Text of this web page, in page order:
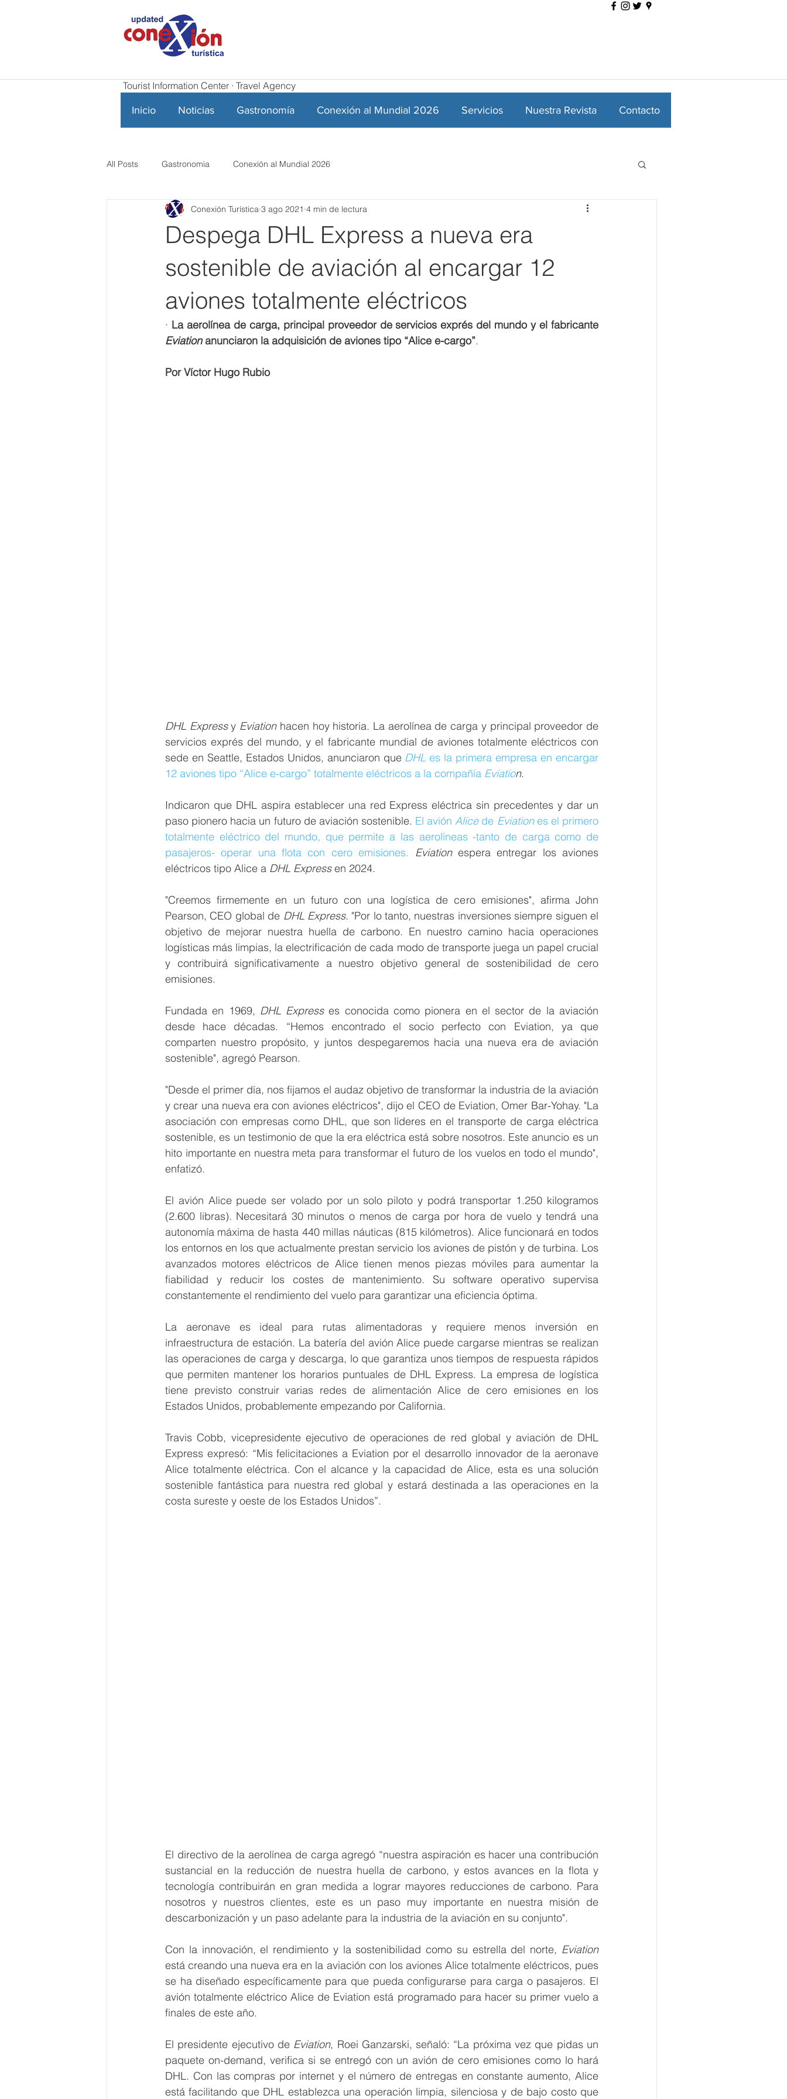
Tourist Information Center · Travel Agency
Inicio Noticias Gastronomía Conexión al Mundial 2026 Servicios Nuestra Revista Contacto
All Posts Gastronomia Conexión al Mundial 2026
Despega DHL Express a nueva era
sostenible de aviación al encargar 12
aviones totalmente eléctricos
Conexión Turística 3 ago 2021 4 min de lectura
·
Eviation anunciaron la adquisición de aviones tipo “Alice e-cargo”.
Por Víctor Hugo Rubio
DHL Express y Eviation hacen hoy historia. La aerolínea de carga y principal proveedor de
servicios exprés del mundo, y el fabricante mundial de aviones totalmente eléctricos con
sede en Seattle, Estados Unidos, anunciaron que DHL
12 aviones tipo “Alice e-cargo” totalmente eléctricos a la compañía Eviation.
Indicaron que DHL aspira establecer una red Express eléctrica sin precedentes y dar un
paso pionero hacia un futuro de aviación sostenible. El avión Alice de Eviation es el primero
totalmente eléctrico del mundo, que permite a las aerolíneas -tanto de carga como de
pasajeros- operar una flota con cero emisiones. Eviation espera entregar los aviones
eléctricos tipo Alice a DHL Express en 2024.
"Creemos firmemente en un futuro con una logística de cero emisiones", afirma John
Pearson, CEO global de DHL Express. "Por lo tanto, nuestras inversiones siempre siguen el
objetivo de mejorar nuestra huella de carbono. En nuestro camino hacia operaciones
logísticas más limpias, la electrificación de cada modo de transporte juega un papel crucial
y contribuirá significativamente a nuestro objetivo general de sostenibilidad de cero
emisiones.
Fundada en 1969, DHL Express es conocida como pionera en el sector de la aviación
desde hace décadas. “Hemos encontrado el socio perfecto con Eviation, ya que
comparten nuestro propósito, y juntos despegaremos hacia una nueva era de aviación
sostenible", agregó Pearson.
"Desde el primer día, nos fijamos el audaz objetivo de transformar la industria de la aviación
y crear una nueva era con aviones eléctricos", dijo el CEO de Eviation, Omer Bar-Yohay. "La
asociación con empresas como DHL, que son líderes en el transporte de carga eléctrica
sostenible, es un testimonio de que la era eléctrica está sobre nosotros. Este anuncio es un
hito importante en nuestra meta para transformar el futuro de los vuelos en todo el mundo",
enfatizó.
El avión Alice puede ser volado por un solo piloto y podrá transportar 1.250 kilogramos
(2.600 libras). Necesitará 30 minutos o menos de carga por hora de vuelo y tendrá una
autonomía máxima de hasta 440 millas náuticas (815 kilómetros). Alice funcionará en todos
los entornos en los que actualmente prestan servicio los aviones de pistón y de turbina. Los
avanzados motores eléctricos de Alice tienen menos piezas móviles para aumentar la
fiabilidad y reducir los costes de mantenimiento. Su software operativo supervisa
constantemente el rendimiento del vuelo para garantizar una eficiencia óptima.
La aeronave es ideal para rutas alimentadoras y requiere menos inversión en
infraestructura de estación. La batería del avión Alice puede cargarse mientras se realizan
las operaciones de carga y descarga, lo que garantiza unos tiempos de respuesta rápidos
que permiten mantener los horarios puntuales de DHL Express. La empresa de logística
tiene previsto construir varias redes de alimentación Alice de cero emisiones en los
Estados Unidos, probablemente empezando por California.
Travis Cobb, vicepresidente ejecutivo de operaciones de red global y aviación de DHL
Express expresó: “Mis felicitaciones a Eviation por el desarrollo innovador de la aeronave
Alice totalmente eléctrica. Con el alcance y la capacidad de Alice, esta es una solución
sostenible fantástica para nuestra red global y estará destinada a las operaciones en la
costa sureste y oeste de los Estados Unidos”.
El directivo de la aerolínea de carga agregó “nuestra aspiración es hacer una contribución
sustancial en la reducción de nuestra huella de carbono, y estos avances en la flota y
tecnología contribuirán en gran medida a lograr mayores reducciones de carbono. Para
nosotros y nuestros clientes, este es un paso muy importante en nuestra misión de
descarbonización y un paso adelante para la industria de la aviación en su conjunto".
Con la innovación, el rendimiento y la sostenibilidad como su estrella del norte,
Eviation
está creando una nueva era en la aviación con los aviones Alice totalmente eléctricos, pues
se ha diseñado específicamente para que pueda configurarse para carga o pasajeros. El
avión totalmente eléctrico Alice de Eviation está programado para hacer su primer vuelo a
finales de este año.
El presidente ejecutivo de Eviation, Roei Ganzarski, señaló: “La próxima vez que pidas un
paquete on-demand, verifica si se entregó con un avión de cero emisiones como lo hará
DHL. Con las compras por internet y el número de entregas en constante aumento, Alice
está facilitando que DHL establezca una operación limpia, silenciosa y de bajo costo que